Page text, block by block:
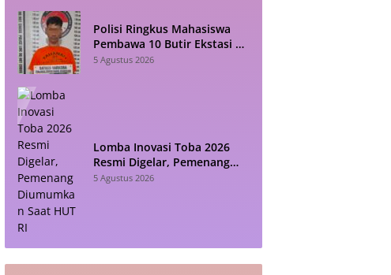
Polisi Ringkus Mahasiswa
Pembawa 10 Butir Ekstasi di
Pematangsiantar
5 Agustus 2026
Lomba Inovasi Toba 2026
Resmi Digelar, Pemenang
Diumumkan Saat HUT RI
5 Agustus 2026